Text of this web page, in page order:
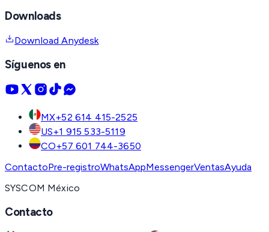
Downloads
Download Anydesk
Síguenos en
MX+52 614 415-2525
US+1 915 533-5119
CO+57 601 744-3650
ContactoPre-registroWhatsAppMessengerVentasAyuda
SYSCOM México
Contacto